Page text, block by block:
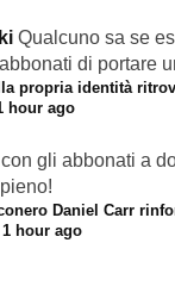
Qualcuno sa se
di portare
propria identità
hour ago
gli abbonati a
Daniel Carr
1 hour ago